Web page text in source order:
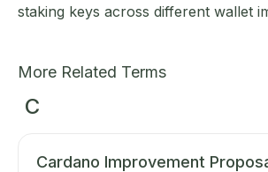
staking keys across different wallet
More Related Terms
C
Cardano Improvement